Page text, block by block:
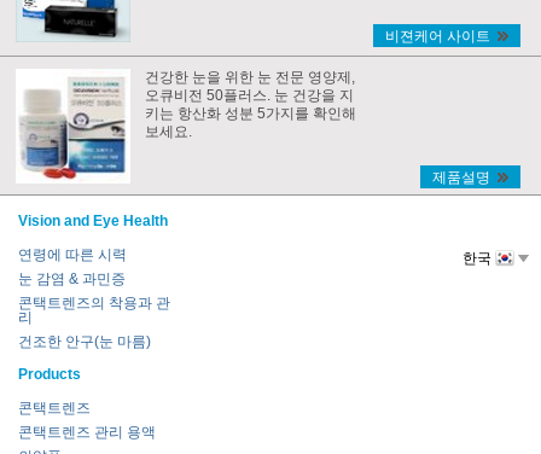
비젼케어 사이트
건강한 눈을 위한 눈 전문 영양제,
오큐비전 50플러스. 눈 건강을 지
키는 항산화 성분 5가지를 확인해
보세요.
제품설명
Vision and Eye Health
연령에 따른 시력
눈 감염 & 과민증
콘택트렌즈의 착용과 관
리
건조한 안구(눈 마름)
Products
콘택트렌즈
콘택트렌즈 관리 용액
한국